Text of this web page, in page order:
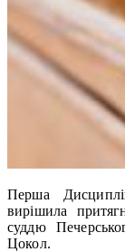
Перша
вирішила
суддю
Цокол.